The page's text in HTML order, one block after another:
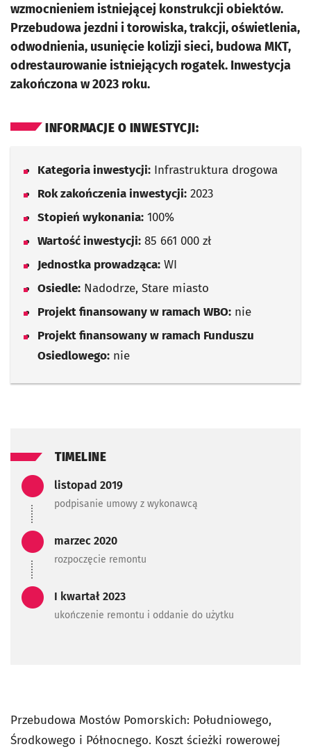
wzmocnieniem istniejącej konstrukcji obiektów.
Przebudowa jezdni i torowiska, trakcji, oświetlenia,
odwodnienia, usunięcie kolizji sieci, budowa MKT,
odrestaurowanie istniejących rogatek. Inwestycja
zakończona w 2023 roku.
INFORMACJE O INWESTYCJI:
Kategoria inwestycji: Infrastruktura drogowa
Rok zakończenia inwestycji: 2023
Stopień wykonania: 100%
Wartość inwestycji: 85 661 000 zł
Jednostka prowadząca: WI
Osiedle: Nadodrze, Stare miasto
Projekt finansowany w ramach WBO: nie
Projekt finansowany w ramach Funduszu
Osiedlowego: nie
TIMELINE
Zadanie zrealizowane/
listopad 2019
podpisanie umowy z wykonawcą
Zadanie zrealizowane/
marzec 2020
rozpoczęcie remontu
Zadanie zrealizowane/
I kwartał 2023
ukończenie remontu i oddanie do użytku
Przebudowa Mostów Pomorskich: Południowego,
Środkowego i Północnego. Koszt ścieżki rowerowej